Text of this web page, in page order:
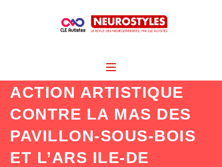
ACTION ARTISTIQUE
CONTRE LA MAS DES
PAVILLON-SOUS-BOIS
ET L’ARS ILE-DE